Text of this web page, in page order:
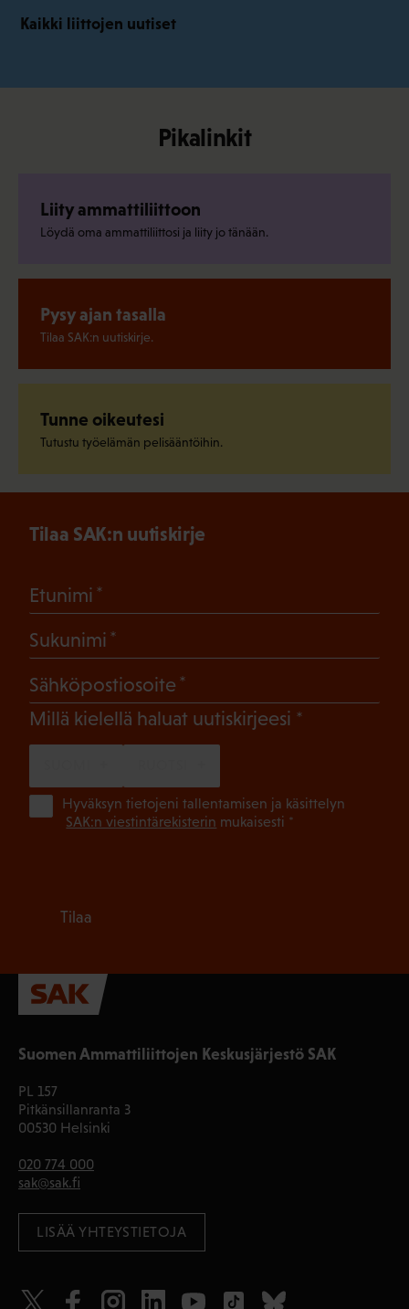
Kaikki liittojen uutiset
Pikalinkit
Liity ammattiliittoon
Löydä oma ammattiliittosi ja liity jo tänään.
Pysy ajan tasalla
Tilaa SAK:n uutiskirje.
Tunne oikeutesi
Tutustu työelämän pelisääntöihin.
Suomen Ammattiliittojen Keskusjärjestö SAK
PL 157
Pitkänsillanranta 3
00530 Helsinki
020 774 000
sak@sak.fi
LISÄÄ YHTEYSTIETOJA
Tilaa SAK:n uutiskirje
Etunimi
Sukunimi
Sähköpostiosoite
Millä kielellä haluat uutiskirjeesi (Pakollinen)
Hyväksyn tietojeni tallentamisen ja käsittelyn
SAK:n viestintärekisterin mukaisesti *
Tilaa